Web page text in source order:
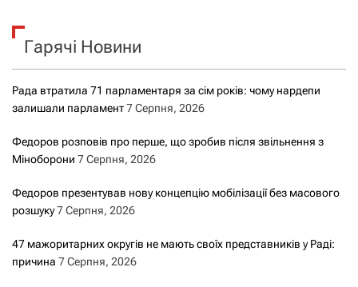
Гарячі Новини
Рада втратила 71 парламентаря за сім років: чому нардепи
залишали парламент7 Серпня, 2026
Федоров розповів про перше, що зробив після звільнення з
Міноборони 7 Серпня, 2026
Федоров презентував нову концепцію мобілізації без масового
розшуку7 Серпня, 2026
47 мажоритарних округів не мають своїх представників у Раді:
причина 7 Серпня, 2026